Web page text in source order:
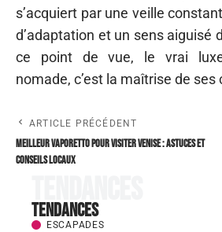
s’acquiert par une veille
d’adaptation et un sens aiguisé
ce point de vue, le vrai
nomade, c’est la maîtrise de ses
ARTICLE PRÉCÉDENT
Meilleur vaporetto pour visiter Venise : Astuces et
conseils locaux
Tendances
ESCAPADES